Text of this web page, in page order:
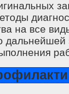
на все